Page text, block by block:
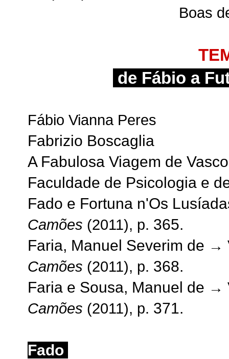
Boas
de Fábio a
Fábio Vianna Peres
Fabrizio Boscaglia
A Fabulosa Viagem de
Faculdade de Psicologia e
Fado e Fortuna n'Os
Camões (2011), p. 365.
Faria, Manuel Severim de →
Camões (2011), p. 368.
Faria e Sousa, Manuel de →
Camões (2011), p. 371.
Fado